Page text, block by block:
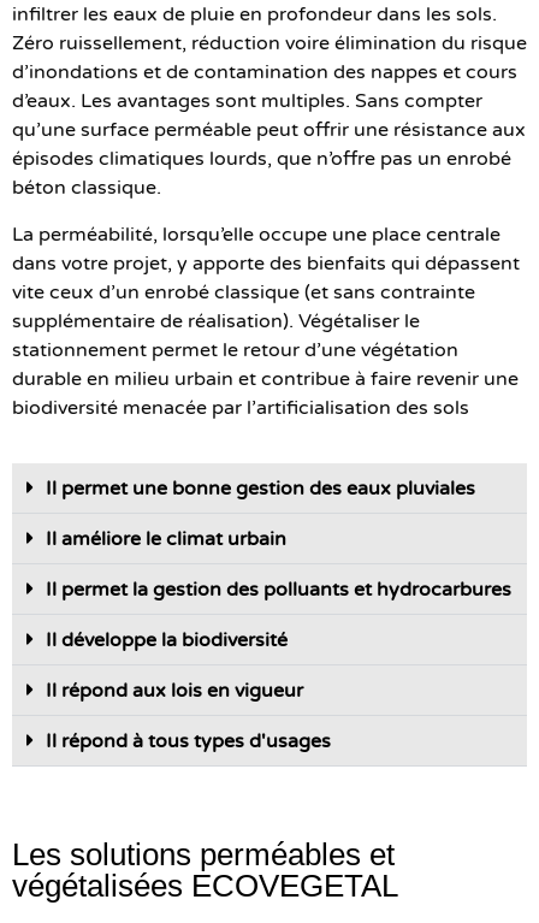
infiltrer les eaux de pluie en profondeur dans les sols.
Zéro ruissellement, réduction voire élimination du risque
d’inondations et de contamination des nappes et cours
d’eaux. Les avantages sont multiples. Sans compter
qu’une surface perméable peut offrir une résistance aux
épisodes climatiques lourds, que n’offre pas un enrobé
béton classique.
La perméabilité, lorsqu’elle occupe une place centrale
dans votre projet, y apporte des bienfaits qui dépassent
vite ceux d’un enrobé classique (et sans contrainte
supplémentaire de réalisation). Végétaliser le
stationnement permet le retour d’une végétation
durable en milieu urbain et contribue à faire revenir une
biodiversité menacée par l’artificialisation des sols
Il permet une bonne gestion des eaux pluviales
Il améliore le climat urbain
Il permet la gestion des polluants et hydrocarbures
Il développe la biodiversité
Il répond aux lois en vigueur
Il répond à tous types d'usages
Les solutions perméables et
végétalisées ECOVEGETAL